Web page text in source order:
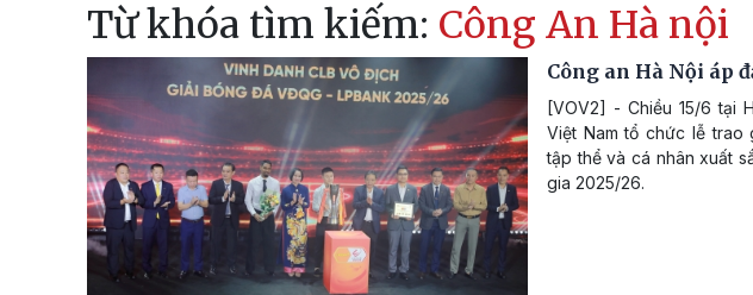
Từ khóa tìm kiếm: Công An Hà nội
Công an Hà Nội áp
[VOV2] - Chiều 15/6 tại
Việt Nam tổ chức lễ trao
tập thể và cá nhân xuất
gia 2025/26.